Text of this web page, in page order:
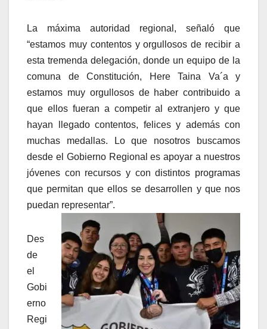
La máxima autoridad regional, señaló que
“estamos muy contentos y orgullosos de recibir a
esta tremenda delegación, donde un equipo de la
comuna de Constitución, Here Taina Va´a y
estamos muy orgullosos de haber contribuido a
que ellos fueran a competir al extranjero y que
hayan llegado contentos, felices y además con
muchas medallas. Lo que nosotros buscamos
desde el Gobierno Regional es apoyar a nuestros
jóvenes con recursos y con distintos programas
que permitan que ellos se desarrollen y que nos
puedan representar”.
Des
de
el
Gobi
erno
Regi